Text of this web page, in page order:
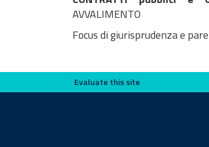
AVVALIMENTO
Focus di giurisprudenza e
Evaluate this site